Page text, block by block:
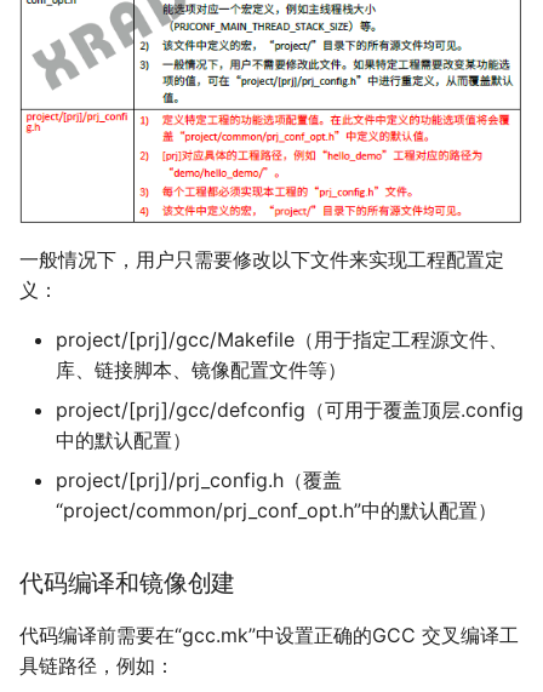
一般情况下，用户只需要修改以下文件来实现工程配置定
义：
project/[prj]/gcc/Makefile（用于指定工程源文件、
库、链接脚本、镜像配置文件等）
project/[prj]/gcc/defconfig（可用于覆盖顶层.config
中的默认配置）
project/[prj]/prj_config.h（覆盖
“project/common/prj_conf_opt.h”中的默认配置）
代码编译和镜像创建
代码编译前需要在“gcc.mk”中设置正确的GCC 交叉编译工
具链路径，例如：